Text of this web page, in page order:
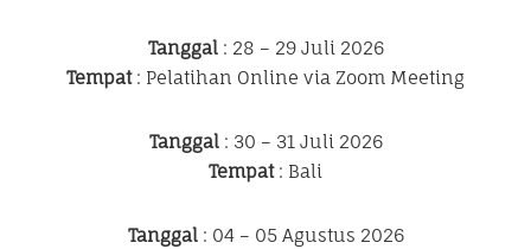
Tanggal: 28 – 29 Juli 2026
Tempat: Pelatihan Online via Zoom Meeting
Tanggal: 30 – 31 Juli 2026
Tempat: Bali
Tanggal: 04 – 05 Agustus 2026